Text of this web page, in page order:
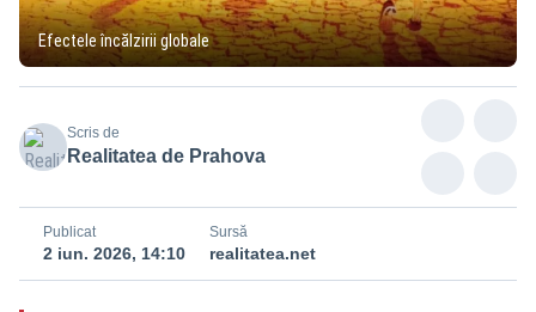
Efectele încălzirii globale
Scris de
Realitatea de Prahova
Publicat
2 iun. 2026, 14:10
Sursă
realitatea.net